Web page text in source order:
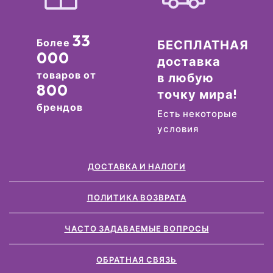
Более 33
000
товаров от
800
брендов
БЕСПЛАТНАЯ
доставка
в любую
точку мира!
Есть некоторые
условия
ДОСТАВКА И НАЛОГИ
ПОЛИТИКА ВОЗВРАТА
ЧАСТО ЗАДАВАЕМЫЕ ВОПРОСЫ
ОБРАТНАЯ СВЯЗЬ